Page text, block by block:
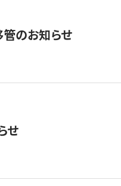
管のお知らせ
せ